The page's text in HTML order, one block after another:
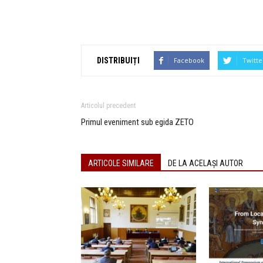
DISTRIBUIȚI Facebook
Articolul precedent
Primul eveniment sub egida ZETO
ARTICOLE SIMILARE DE LA ACELAȘI AUTOR